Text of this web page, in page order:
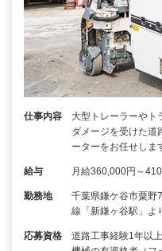
仕事内容
大型トレーラーやト
ダメージを受けた道
ーターをお任せし
給与 月給360,000円～
勤務地
千葉県鎌ケ谷市粟野
線「新鎌ヶ谷駅」よ
応募資格
道路工事経験1年以